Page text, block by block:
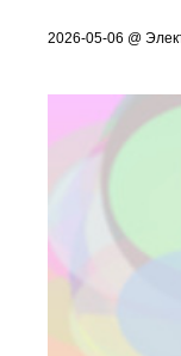
2026-05-06 @